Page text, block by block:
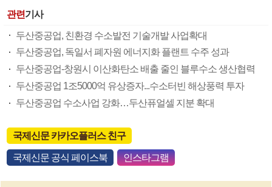
관련기사
두산중공업, 친환경 수소발전 기술개발 사업확대
두산중공업, 독일서 폐자원 에너지화 플랜트 수주 성과
두산중공업-창원시 이산화탄소 배출 줄인 블루수소 생산협력
두산중공업 1조5000억 유상증자...수소터빈 해상풍력 투자
두산중공업 수소사업 강화…두산퓨얼셀 지분 확대
국제신문 카카오플러스 친구
국제신문 공식 페이스북 인스타그램